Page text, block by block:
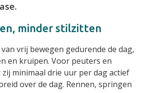
minder stilzitten
vrij bewegen gedurende de dag,
en kruipen. Voor peuters en
minimaal drie uur per dag actief
over de dag. Rennen, springen